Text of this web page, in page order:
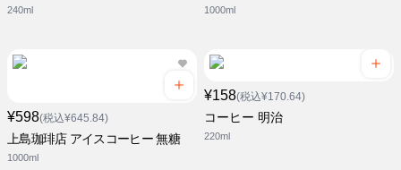
240ml 1000ml
¥598(税込¥645.84)
上島珈琲店 アイスコーヒー 無糖
1000ml
¥158(税込¥170.64)
コーヒー 明治
220ml